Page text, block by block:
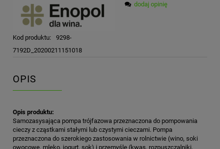
Kod produktu:
9298-
7192D_20200211151018
dodaj opinię
OPIS
Opis produktu:
Samozasysająca pompa trójfazowa przeznaczona do pompowania
cieczy z cząstkami stałymi lub czystymi cieczami. Pompa
przeznaczona do szerokiego zastosowania w rolnictwie (wino, soki
owocowe, mleko, jogurt, sok) i przemyśle (kwas, rozpuszczalniki,